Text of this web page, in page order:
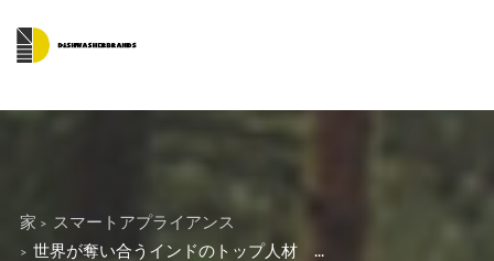
家
スマートアプライアンス
世界が奪い合うインドのトップ人材 ...